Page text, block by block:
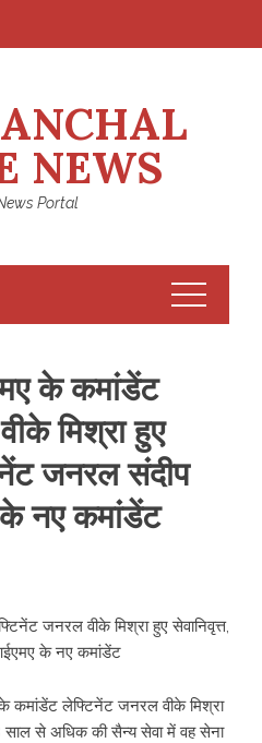
NEWS
Portal
के कमांडेंट
मिश्रा हुए
जनरल संदीप
नए कमांडेंट
जनरल वीके मिश्रा हुए सेवानिवृत्त,
के नए कमांडेंट
कमांडेंट लेफ्टिनेंट जनरल वीके मिश्रा
साल से अधिक की सैन्य सेवा में वह सेना